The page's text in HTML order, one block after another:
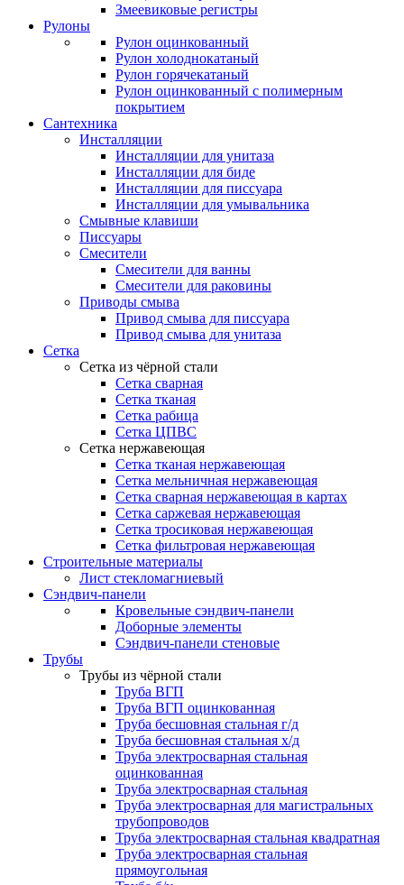
Змеевиковые регистры
Рулоны
Рулон оцинкованный
Рулон холоднокатаный
Рулон горячекатаный
Рулон оцинкованный с полимерным
покрытием
Сантехника
Инсталляции
Инсталляции для унитаза
Инсталляции для биде
Инсталляции для писсуара
Инсталляции для умывальника
Смывные клавиши
Писсуары
Смесители
Смесители для ванны
Смесители для раковины
Приводы смыва
Привод смыва для писсуара
Привод смыва для унитаза
Сетка
Сетка из чёрной стали
Сетка сварная
Сетка тканая
Сетка рабица
Сетка ЦПВС
Сетка нержавеющая
Сетка тканая нержавеющая
Сетка мельничная нержавеющая
Сетка сварная нержавеющая в картах
Сетка саржевая нержавеющая
Сетка тросиковая нержавеющая
Сетка фильтровая нержавеющая
Строительные материалы
Лист стекломагниевый
Сэндвич-панели
Кровельные сэндвич-панели
Доборные элементы
Сэндвич-панели стеновые
Трубы
Трубы из чёрной стали
Труба ВГП
Труба ВГП оцинкованная
Труба бесшовная стальная г/д
Труба бесшовная стальная х/д
Труба электросварная стальная
оцинкованная
Труба электросварная стальная
Труба электросварная для магистральных
трубопроводов
Труба электросварная стальная квадратная
Труба электросварная стальная
прямоугольная